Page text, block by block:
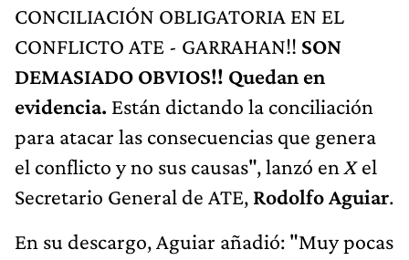
CONCILIACIÓN OBLIGATORIA EN EL
CONFLICTO ATE - GARRAHAN!! SON
DEMASIADO OBVIOS!! Quedan en
evidencia. Están dictando la conciliación
para atacar las consecuencias que genera
el conflicto y no sus causas", lanzó en Xel
Secretario General de ATE, Rodolfo Aguiar.
En su descargo, Aguiar añadió: "Muy pocas